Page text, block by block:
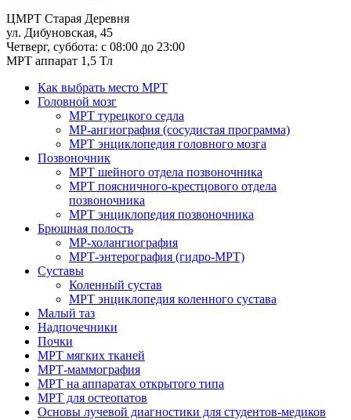
ЦМРТ Старая Деревня
ул. Дибуновская, 45
Четверг, суббота: с 08:00 до 23:00
МРТ аппарат 1,5 Тл
Как выбрать место МРТ
Головной мозг
МРТ турецкого седла
МР-ангиография (сосудистая программа)
МРТ энциклопедия головного мозга
Позвоночник
МРТ шейного отдела позвоночника
МРТ поясничного-крестцового отдела
позвоночника
МРТ энциклопедия позвоночника
Брюшная полость
МР-холангиография
МРТ-энтерография (гидро-МРТ)
Суставы
Коленный сустав
МРТ энциклопедия коленного сустава
Малый таз
Надпочечники
Почки
МРТ мягких тканей
МРТ-маммография
МРТ на аппаратах открытого типа
МРТ для остеопатов
Основы лучевой диагностики для студентов-медиков